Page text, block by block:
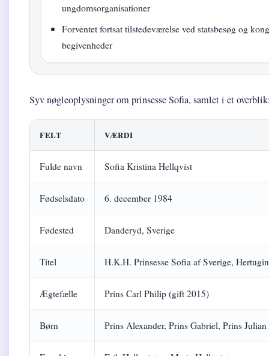
ungdomsorganisationer
Forventet fortsat tilstedeværelse ved statsbesøg og
begivenheder
Syv nøgleoplysninger om prinsesse Sofia, samlet i et
FELT VÆRDI
Fulde navn Sofia Kristina Hellqvist
Fødselsdato 6. december 1984
Fødested Danderyd, Sverige
Titel H.K.H. Prinsesse Sofia af Sverige,
Ægtefælle Prins Carl Philip (gift 2015)
Børn Prins Alexander, Prins Gabriel, Prins Julian